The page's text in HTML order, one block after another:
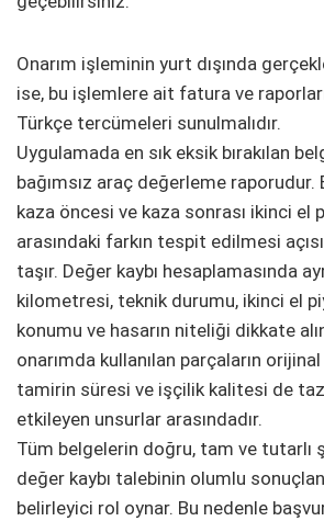
Onarım işleminin yurt dışında
ise, bu işlemlere ait fatura ve
Türkçe tercümeleri sunulmalıdır.
Uygulamada en sık eksik bırakılan
bağımsız araç değerleme raporudur.
kaza öncesi ve kaza sonrası ikinci el
arasındaki farkın tespit edilmesi
taşır. Değer kaybı hesaplamasında
kilometresi, teknik durumu, ikinci el
konumu ve hasarın niteliği dikkate
onarımda kullanılan parçaların
tamirin süresi ve işçilik kalitesi de
etkileyen unsurlar arasındadır.
Tüm belgelerin doğru, tam ve tutarlı
değer kaybı talebinin olumlu
belirleyici rol oynar. Bu nedenle